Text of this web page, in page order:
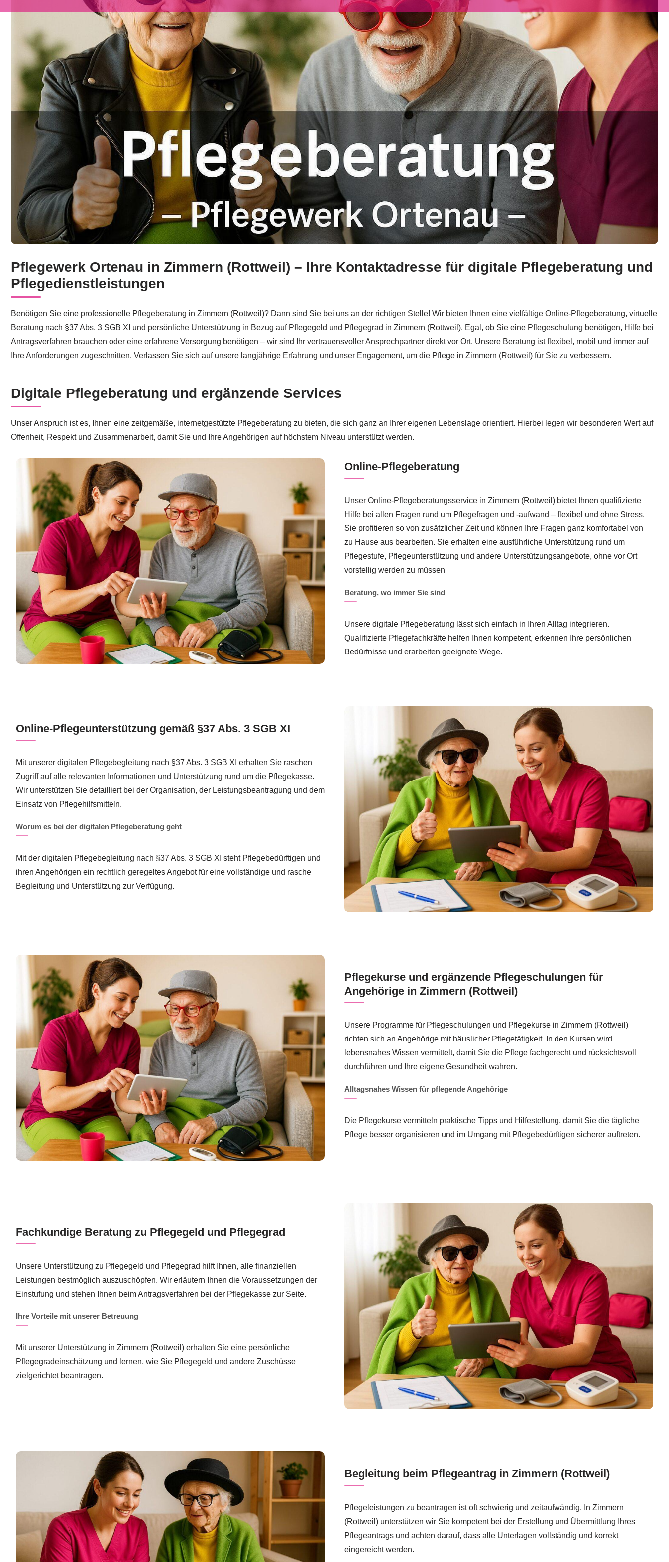
Profitieren Sie von professioneller Pflegeberatung für Zimmern (Rottweil ) bei Pflegewerk Ortenau – inklusive ✓Pflegekurs, ✓Online Pflege-Beratung SGB XI und
Pflegewerk Ortenau in Zimmern (Rottweil) – Ihre Kontaktadresse für digitale Pflegeberatung und
Pflegedienstleistungen
Benötigen Sie eine professionelle Pflegeberatung in Zimmern (Rottweil)? Dann sind Sie bei uns an der richtigen Stelle! Wir bieten Ihnen eine vielfältige Online-Pflegeberatung, virtuelle
Beratung nach §37 Abs. 3 SGB XI und persönliche Unterstützung in Bezug auf Pflegegeld und Pflegegrad in Zimmern (Rottweil). Egal, ob Sie eine Pflegeschulung benötigen, Hilfe bei
Antragsverfahren brauchen oder eine erfahrene Versorgung benötigen – wir sind Ihr vertrauensvoller Ansprechpartner direkt vor Ort. Unsere Beratung ist flexibel, mobil und immer auf
Ihre Anforderungen zugeschnitten. Verlassen Sie sich auf unsere langjährige Erfahrung und unser Engagement, um die Pflege in Zimmern (Rottweil) für Sie zu verbessern.
Digitale Pflegeberatung und ergänzende Services
Unser Anspruch ist es, Ihnen eine zeitgemäße, internetgestützte Pflegeberatung zu bieten, die sich ganz an Ihrer eigenen Lebenslage orientiert. Hierbei legen wir besonderen Wert auf
Offenheit, Respekt und Zusammenarbeit, damit Sie und Ihre Angehörigen auf höchstem Niveau unterstützt werden.
Online-Pflegeberatung
Unser Online-Pflegeberatungsservice in Zimmern (Rottweil) bietet Ihnen qualifizierte
Hilfe bei allen Fragen rund um Pflegefragen und -aufwand – flexibel und ohne Stress.
Sie profitieren so von zusätzlicher Zeit und können Ihre Fragen ganz komfortabel von
zu Hause aus bearbeiten. Sie erhalten eine ausführliche Unterstützung rund um
Pflegestufe, Pflegeunterstützung und andere Unterstützungsangebote, ohne vor Ort
vorstellig werden zu müssen.
Beratung, wo immer Sie sind
Unsere digitale Pflegeberatung lässt sich einfach in Ihren Alltag integrieren.
Qualifizierte Pflegefachkräfte helfen Ihnen kompetent, erkennen Ihre persönlichen
Bedürfnisse und erarbeiten geeignete Wege.
Online-Pflegeunterstützung gemäß §37 Abs. 3 SGB XI
Mit unserer digitalen Pflegebegleitung nach §37 Abs. 3 SGB XI erhalten Sie raschen
Zugriff auf alle relevanten Informationen und Unterstützung rund um die Pflegekasse.
Wir unterstützen Sie detailliert bei der Organisation, der Leistungsbeantragung und dem
Einsatz von Pflegehilfsmitteln.
Worum es bei der digitalen Pflegeberatung geht
Mit der digitalen Pflegebegleitung nach §37 Abs. 3 SGB XI steht Pflegebedürftigen und
ihren Angehörigen ein rechtlich geregeltes Angebot für eine vollständige und rasche
Begleitung und Unterstützung zur Verfügung.
Pflegekurse und ergänzende Pflegeschulungen für
Angehörige in Zimmern (Rottweil)
Unsere Programme für Pflegeschulungen und Pflegekurse in Zimmern (Rottweil)
richten sich an Angehörige mit häuslicher Pflegetätigkeit. In den Kursen wird
lebensnahes Wissen vermittelt, damit Sie die Pflege fachgerecht und rücksichtsvoll
durchführen und Ihre eigene Gesundheit wahren.
Alltagsnahes Wissen für pflegende Angehörige
Die Pflegekurse vermitteln praktische Tipps und Hilfestellung, damit Sie die tägliche
Pflege besser organisieren und im Umgang mit Pflegebedürftigen sicherer auftreten.
Fachkundige Beratung zu Pflegegeld und Pflegegrad
Unsere Unterstützung zu Pflegegeld und Pflegegrad hilft Ihnen, alle finanziellen
Leistungen bestmöglich auszuschöpfen. Wir erläutern Ihnen die Voraussetzungen der
Einstufung und stehen Ihnen beim Antragsverfahren bei der Pflegekasse zur Seite.
Ihre Vorteile mit unserer Betreuung
Mit unserer Unterstützung in Zimmern (Rottweil) erhalten Sie eine persönliche
Pflegegradeinschätzung und lernen, wie Sie Pflegegeld und andere Zuschüsse
zielgerichtet beantragen.
Begleitung beim Pflegeantrag in Zimmern (Rottweil)
Pflegeleistungen zu beantragen ist oft schwierig und zeitaufwändig. In Zimmern
(Rottweil) unterstützen wir Sie kompetent bei der Erstellung und Übermittlung Ihres
Pflegeantrags und achten darauf, dass alle Unterlagen vollständig und korrekt
eingereicht werden.